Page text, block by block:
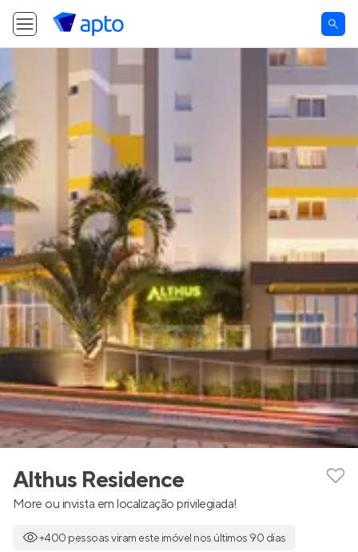
Althus Residence
More ou invista em localização privilegiada!
+400 pessoas viram este imóvel nos últimos 90 dias